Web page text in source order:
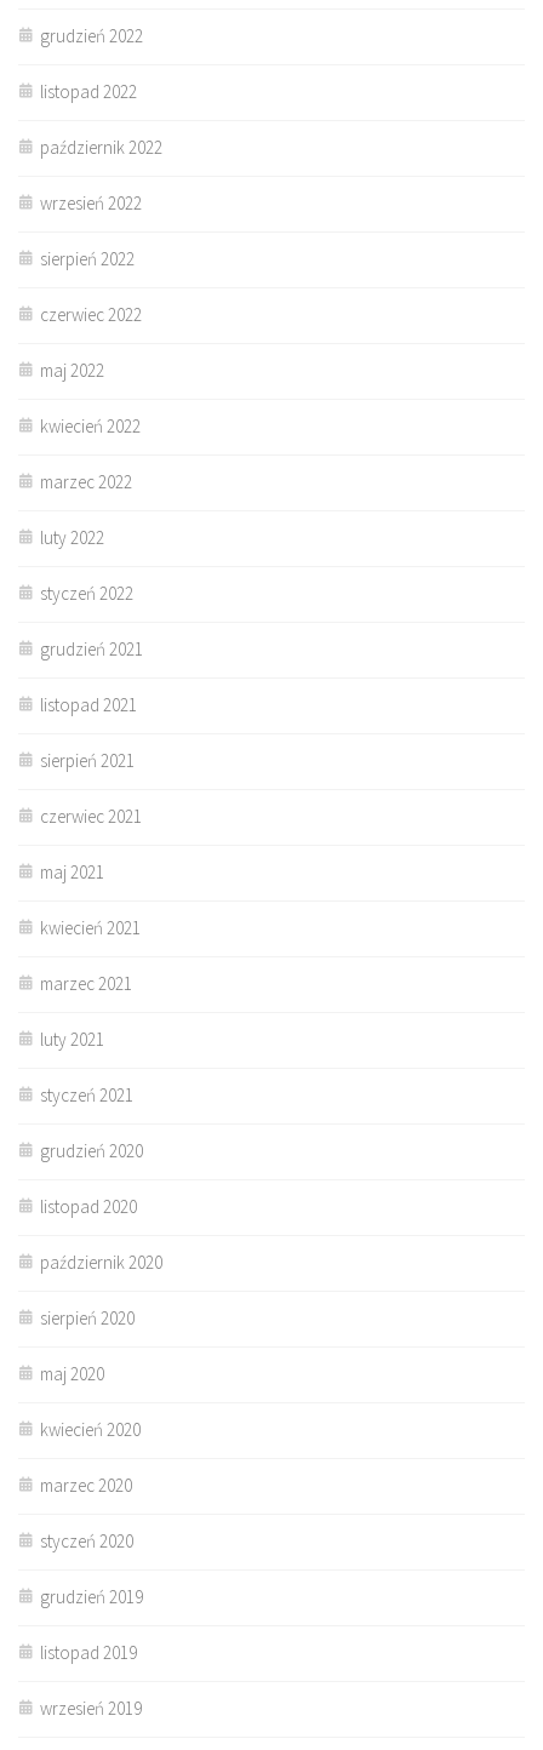
grudzień 2022
listopad 2022
październik 2022
wrzesień 2022
sierpień 2022
czerwiec 2022
maj 2022
kwiecień 2022
marzec 2022
luty 2022
styczeń 2022
grudzień 2021
listopad 2021
sierpień 2021
czerwiec 2021
maj 2021
kwiecień 2021
marzec 2021
luty 2021
styczeń 2021
grudzień 2020
listopad 2020
październik 2020
sierpień 2020
maj 2020
kwiecień 2020
marzec 2020
styczeń 2020
grudzień 2019
listopad 2019
wrzesień 2019